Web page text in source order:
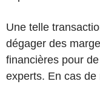
Une telle
dégager des
financières pour
experts. En cas